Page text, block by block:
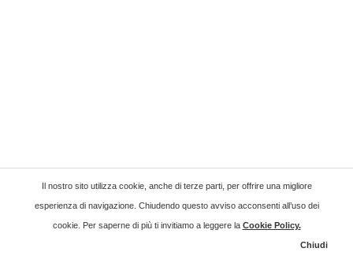
Il nostro sito utilizza cookie, anche di terze parti, per offrire una migliore
esperienza di navigazione. Chiudendo questo avviso acconsenti all’uso dei
cookie. Per saperne di più ti invitiamo a leggere la Cookie Policy.
Chiudi